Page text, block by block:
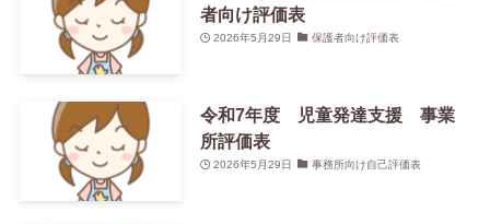
者向け評価表
2026年5月29日 保護者向け評価表
令和7年度 児童発達支援 事業
所評価表
2026年5月29日 事務所向け自己評価表